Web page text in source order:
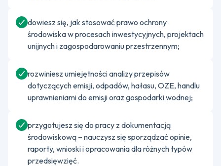
dowiesz się, jak stosować prawo ochrony
środowiska w procesach inwestycyjnych, projektach
unijnych i zagospodarowaniu przestrzennym;
rozwiniesz umiejętności analizy przepisów
dotyczących emisji, odpadów, hałasu, OZE, handlu
uprawnieniami do emisji oraz gospodarki wodnej;
przygotujesz się do pracy z dokumentacją
środowiskową – nauczysz się sporządzać opinie,
raporty, wnioski i opracowania dla różnych typów
przedsięwzięć.